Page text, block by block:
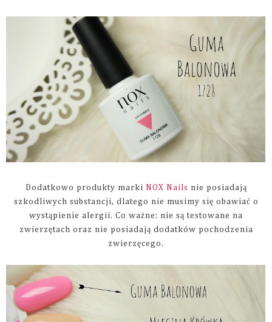
Dodatkowo produkty marki NOX Nails nie posiadają
szkodliwych substancji, dlatego nie musimy się obawiać o
wystąpienie alergii. Co ważne: nie są testowane na
zwierzętach oraz nie posiadają dodatków pochodzenia
zwierzęcego.